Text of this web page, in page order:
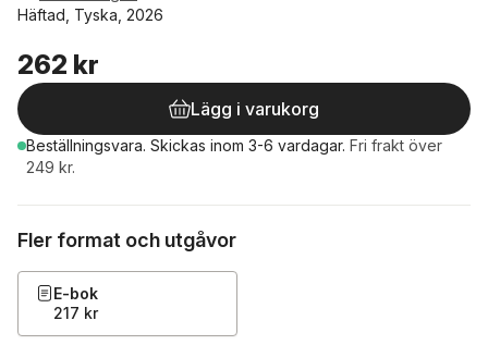
Häftad, Tyska, 2026
262 kr
Lägg i varukorg
Beställningsvara. Skickas inom 3-6 vardagar. Fri frakt över
249 kr.
Fler format och utgåvor
E-bok
217 kr